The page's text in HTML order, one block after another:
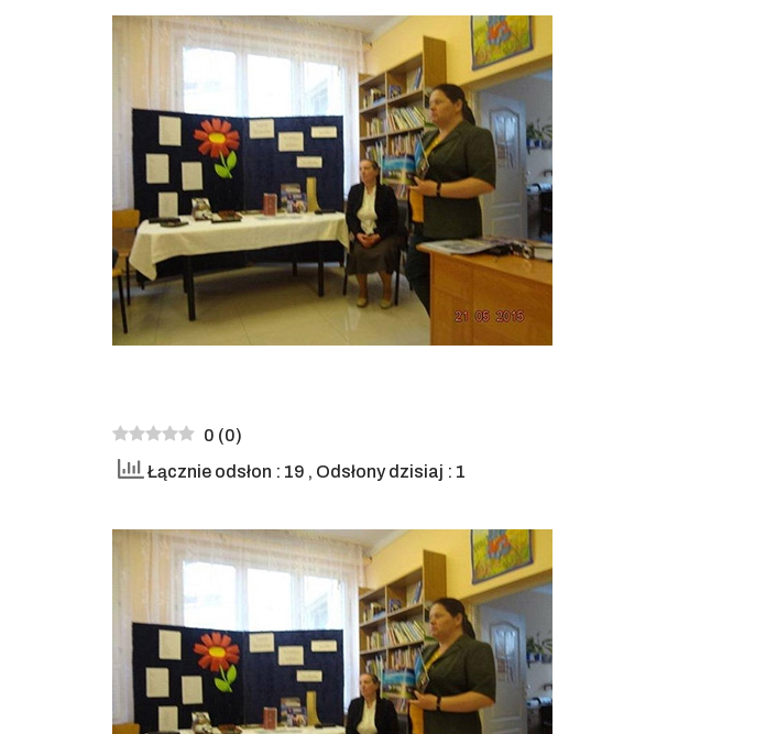
0 (0)
Łącznie odsłon : 19 , Odsłony dzisiaj : 1